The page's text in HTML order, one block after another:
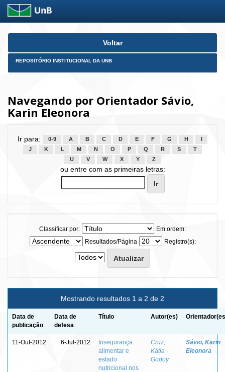
Skip
Voltar
REPOSITÓRIO INSTITUCIONAL DA UNB
Navegando por Orientador Sávio,
Karin Eleonora
Ir para: 0-9 A B C D E F G H
J
K L M N O P Q R S
T
U
V W X Y Z
ou entre com as primeiras letras:
Classificar por:
Em ordem:
Resultados/Página
Registro(s):
Mostrando resultados 1 a 2 de 2
Data de
publicação
Data de
defesa
Título Autor(es)
11-Out-2012 6-Jul-2012
Insegurança
alimentar e
estado
nutricional nos
Cruz,
Kátia
Godoy
Sávio, Karin
Eleonora